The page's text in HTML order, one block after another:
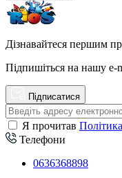
Дізнавайтеся першим
Підпишіться на нашу e-
Підписатися
Я прочитав
Телефони
0636368898